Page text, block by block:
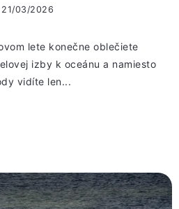
21/03/2026
lete konečne oblečiete
izby k oceánu a namiesto
vidíte len...